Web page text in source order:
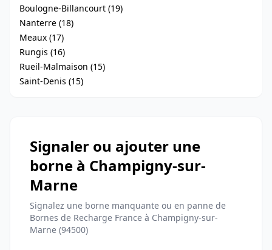
Boulogne-Billancourt (19)
Nanterre (18)
Meaux (17)
Rungis (16)
Rueil-Malmaison (15)
Saint-Denis (15)
Signaler ou ajouter une
borne à Champigny-sur-
Marne
Signalez une borne manquante ou en panne de
Bornes de Recharge France à Champigny-sur-
Marne (94500)